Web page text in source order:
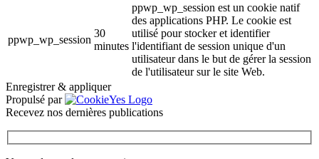
ppwp_wp_session
30
minutes
ppwp_wp_session est un cookie natif
des applications PHP. Le cookie est
utilisé pour stocker et identifier
l'identifiant de session unique d'un
utilisateur dans le but de gérer la session
de l'utilisateur sur le site Web.
Enregistrer & appliquer
Propulsé par
Recevez nos dernières publications